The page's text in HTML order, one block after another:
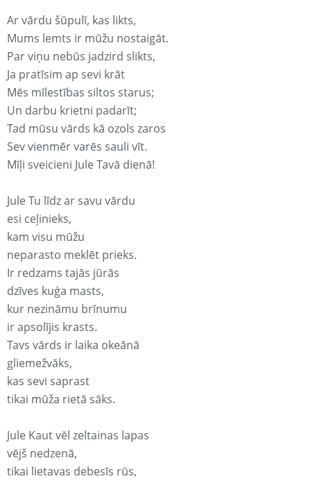
Ar vārdu šūpulī, kas likts,
Mums lemts ir mūžu nostaigāt.
Par viņu nebūs jadzird slikts,
Ja pratīsim ap sevi krāt
Mēs mīlestības siltos starus;
Un darbu krietni padarīt;
Tad mūsu vārds kā ozols zaros
Sev vienmēr varēs sauli vīt.
Mīļi sveicieni Jule Tavā dienā!
Jule Tu līdz ar savu vārdu
esi ceļinieks,
kam visu mūžu
neparasto meklēt prieks.
Ir redzams tajās jūrās
dzīves kuģa masts,
kur nezināmu brīnumu
ir apsolījis krasts.
Tavs vārds ir laika okeānā
gliemežvāks,
kas sevi saprast
tikai mūža rietā sāks.
Jule Kaut vēl zeltainas lapas
vējš nedzenā,
tikai lietavas debesīs rūs,